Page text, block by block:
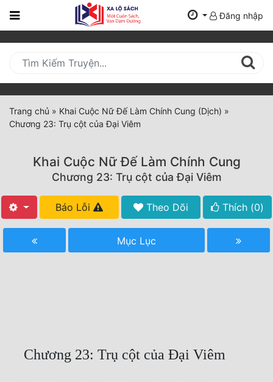
Trang
Mới
Cập
Nhật
(current)
Thể Loại
Tất Cả
Hoàn Thành
Đăng nhập
Trang chủ » Khai Cuộc Nữ Đế Làm Chính Cung (Dịch) »
Chương 23: Trụ cột của Đại Viêm
Khai Cuộc Nữ Đế Làm Chính Cung
Chương 23: Trụ cột của Đại Viêm
Báo Lỗi Theo Dõi Thích (0)
Mục Lục